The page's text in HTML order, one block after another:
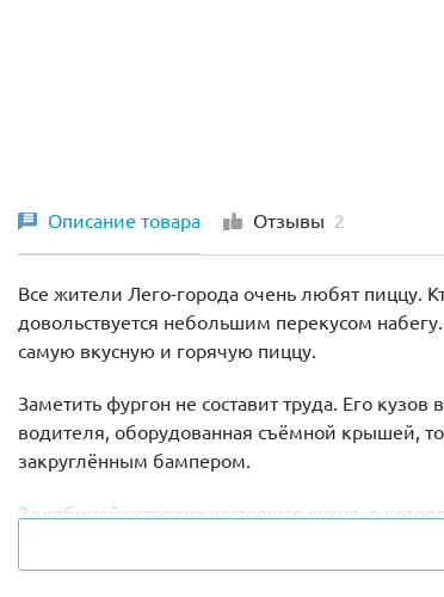
Описание товара Отзывы 2
Все жители Лего-города очень любят пиццу.
довольствуется небольшим перекусом
самую вкусную и горячую пиццу.
Заметить фургон не составит труда. Его
водителя, оборудованная съёмной крышей,
закруглённым бампером.
За кабиной устроена настоящая кухня, в
бокам кухни видны прозрачные стеклянные
можно дополнить большой порцией